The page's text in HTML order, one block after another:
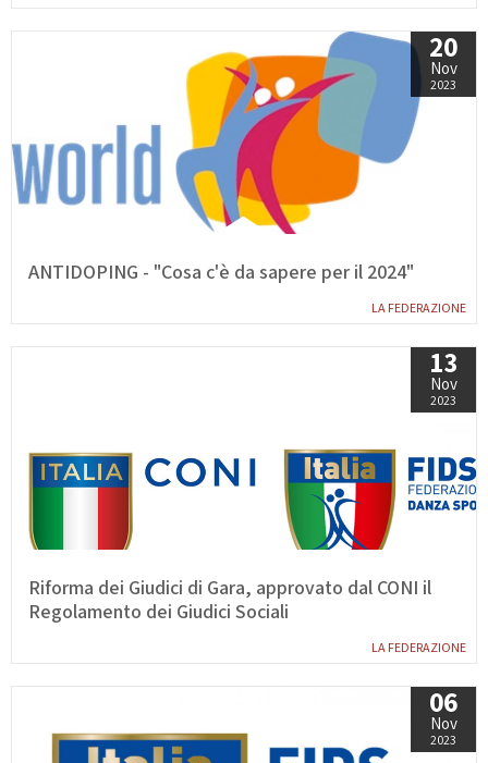
20
Nov
2023
LA FEDERAZIONE
ANTIDOPING - "Cosa c'è da sapere per il 2024"
13
Nov
2023
LA FEDERAZIONE
Riforma dei Giudici di Gara, approvato dal CONI il
Regolamento dei Giudici Sociali
06
Nov
2023